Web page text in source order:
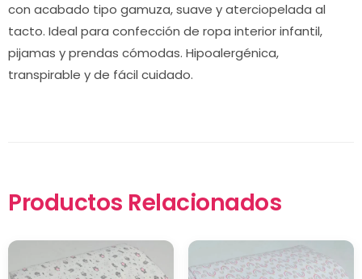
con acabado tipo gamuza, suave y aterciopelada al
tacto. Ideal para confección de ropa interior infantil,
pijamas y prendas cómodas. Hipoalergénica,
transpirable y de fácil cuidado.
Productos Relacionados